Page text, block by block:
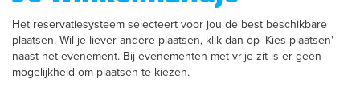
Het reservatiesysteem selecteert voor jou de best beschikbare
plaatsen. Wil je liever andere plaatsen, klik dan op 'Kies plaatsen'
naast het evenement. Bij evenementen met vrije zit is er geen
mogelijkheid om plaatsen te kiezen.